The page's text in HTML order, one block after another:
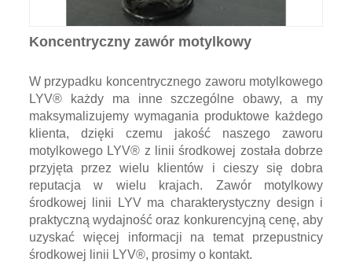
Koncentryczny zawór motylkowy
W przypadku koncentrycznego zaworu motylkowego
LYV® każdy ma inne szczególne obawy, a my
maksymalizujemy wymagania produktowe każdego
klienta, dzięki czemu jakość naszego zaworu
motylkowego LYV® z linii środkowej została dobrze
przyjęta przez wielu klientów i cieszy się dobra
reputacja w wielu krajach. Zawór motylkowy
środkowej linii LYV ma charakterystyczny design i
praktyczną wydajność oraz konkurencyjną cenę, aby
uzyskać więcej informacji na temat przepustnicy
środkowej linii LYV®, prosimy o kontakt.